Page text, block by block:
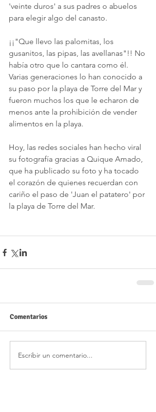
'veinte duros' a sus padres o abuelos
para elegir algo del canasto.
¡¡"Que llevo las palomitas, los
gusanitos, las pipas, las avellanas"!! No
había otro que lo cantara como él.
Varias generaciones lo han conocido a
su paso por la playa de Torre del Mar y
fueron muchos los que le echaron de
menos ante la prohibición de vender
alimentos en la playa.
Hoy, las redes sociales han hecho viral
su fotografía gracias a Quique Amado,
que ha publicado su foto y ha tocado
el corazón de quienes recuerdan con
cariño el paso de 'Juan el patatero' por
la playa de Torre del Mar.
Comentarios
Escribir un comentario...